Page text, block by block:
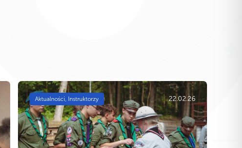
Aktualności, Instruktorzy 22.02.26